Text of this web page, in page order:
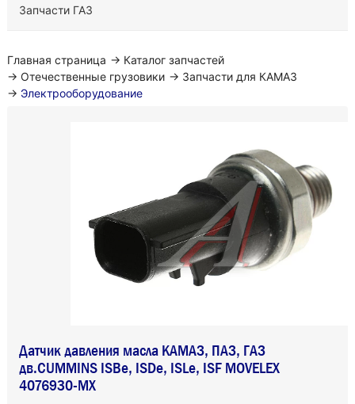
Запчасти ГАЗ
Главная страница → Каталог запчастей
→ Отечественные грузовики → Запчасти для КАМАЗ
→ Электрооборудование
Датчик давления масла КАМАЗ, ПАЗ, ГАЗ
дв.CUMMINS ISBe, ISDe, ISLe, ISF MOVELEX
4076930-MX